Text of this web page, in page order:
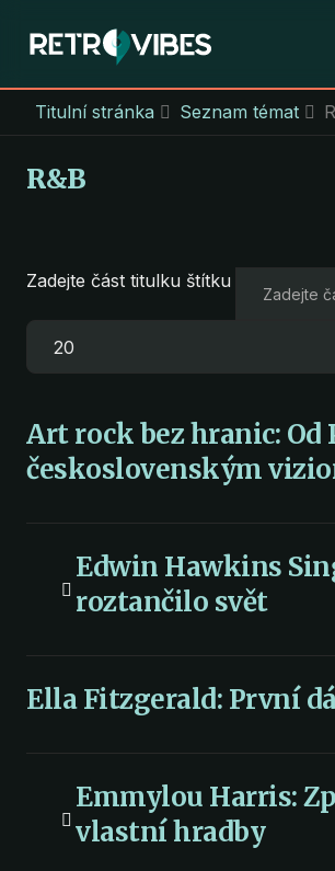
Titulní stránka Seznam témat
R&B
Zadejte část titulku štítku
Počet zobrazení
Art rock bez hranic: Od
československým
Edwin Hawkins
roztančilo svět
Ella Fitzgerald: První
Emmylou Harris:
vlastní hradby